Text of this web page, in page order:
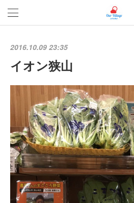
2016.10.09 23:35
イオン狭山